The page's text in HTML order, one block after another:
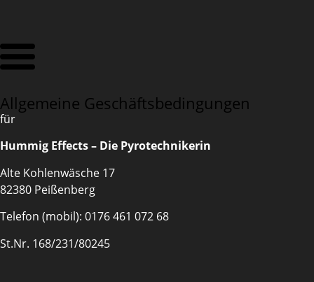
Allgemeine Geschäftsbedingungen
für
Hummig Effects – Die Pyrotechnikerin
Alte Kohlenwäsche 17
82380 Peißenberg
Telefon (mobil): 0176 461 072 68
St.Nr. 168/231/80245